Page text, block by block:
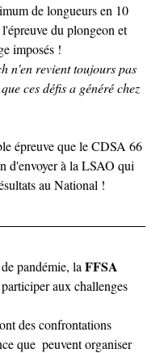
de longueurs en 10
du plongeon et
imposés !
n'en revient toujours pas
ces défis a généré chez
épreuve que le CDSA 66
d'envoyer à la LSAO qui
au National !
pandémie, la FFSA
aux challenges
des confrontations
que  peuvent organiser